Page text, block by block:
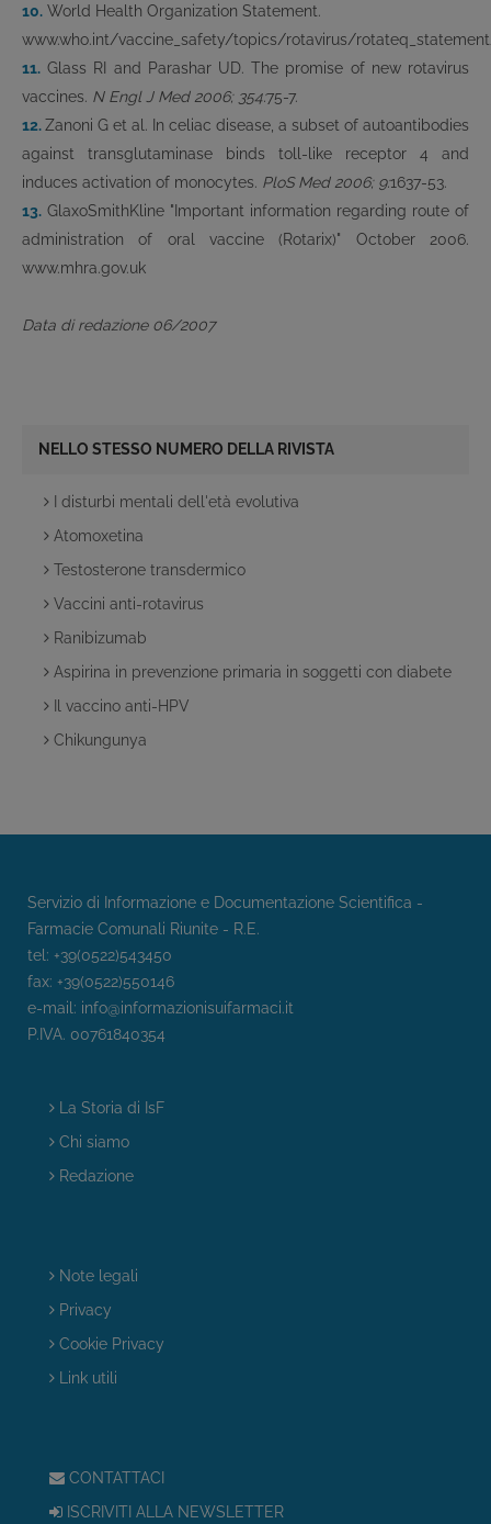
10. World Health Organization Statement.
www.who.int/vaccine_safety/topics/rotavirus/
11. Glass RI and Parashar UD. The promise of new rotavirus
vaccines. N Engl J Med 2006; 354:75-7.
12.Zanoni G et al. In celiac disease, a subset of autoantibodies
against transglutaminase binds toll-like receptor 4 and
induces activation of monocytes. PloS Med 2006; 9:1637-53.
13. GlaxoSmithKline "Important information regarding route of
administration of oral vaccine (Rotarix)" October 2006.
www.mhra.gov.uk
Data di redazione 06/2007
NELLO STESSO NUMERO DELLA RIVISTA
I disturbi mentali dell'età evolutiva
Atomoxetina
Testosterone transdermico
Vaccini anti-rotavirus
Ranibizumab
Aspirina in prevenzione primaria in soggetti con diabete
Il vaccino anti-HPV
Chikungunya
Servizio di Informazione e Documentazione Scientifica -
Farmacie Comunali Riunite - R.E.
tel: +39(0522)543450
fax: +39(0522)550146
e-mail: info@informazionisuifarmaci.it
P.IVA. 00761840354
La Storia di IsF
Chi siamo
Redazione
Note legali
Privacy
Cookie Privacy
Link utili
CONTATTACI
ISCRIVITI ALLA NEWSLETTER